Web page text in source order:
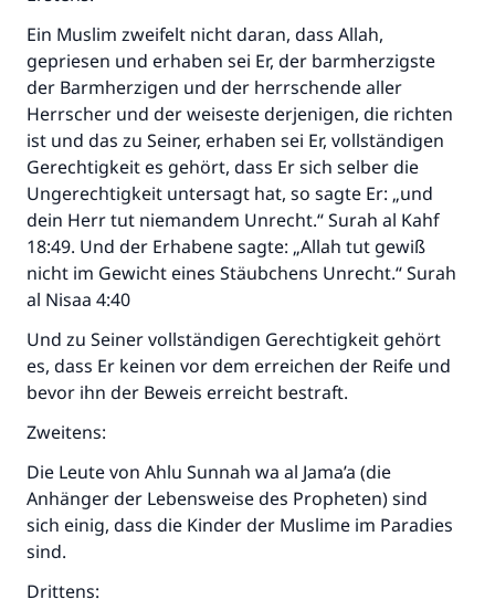
Ein Muslim zweifelt nicht daran, dass Allah,
gepriesen und erhaben sei Er, der barmherzigste
der Barmherzigen und der herrschende aller
Herrscher und der weiseste derjenigen, die richten
ist und das zu Seiner, erhaben sei Er, vollständigen
Gerechtigkeit es gehört, dass Er sich selber die
Ungerechtigkeit untersagt hat, so sagte Er: „und
dein Herr tut niemandem Unrecht.“ Surah al Kahf
18:49. Und der Erhabene sagte: „Allah tut gewiß
nicht im Gewicht eines Stäubchens Unrecht.“ Surah
al Nisaa 4:40
Und zu Seiner vollständigen Gerechtigkeit gehört
es, dass Er keinen vor dem erreichen der Reife und
bevor ihn der Beweis erreicht bestraft.
Zweitens:
Die Leute von Ahlu Sunnah wa al Jama’a (die
Anhänger der Lebensweise des Propheten) sind
sich einig, dass die Kinder der Muslime im Paradies
sind.
Drittens: